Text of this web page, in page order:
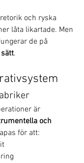
och ryska
låta likartade. Men
de på
.
är
och
för att: